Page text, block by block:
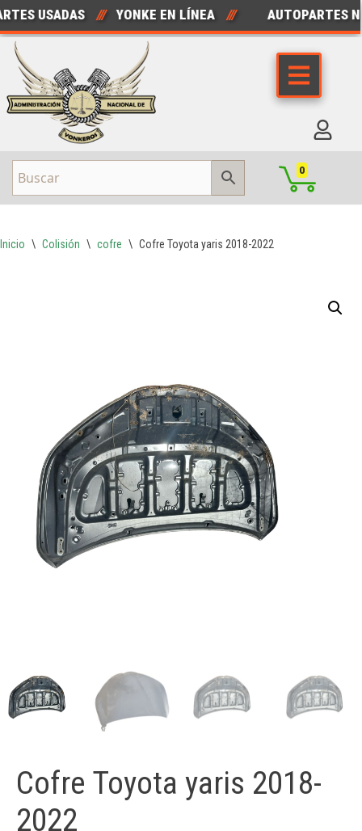
Saltar
al
contenido
USADAS /// YONKE EN LÍNEA /// AUTOPARTES
0
Inicio \ Colisión \ cofre \ Cofre Toyota yaris 2018-2022
Cofre Toyota yaris 2018-
2022